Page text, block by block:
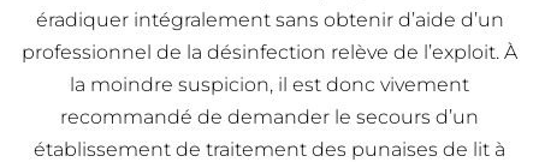
éradiquer intégralement sans obtenir d’aide d’un
professionnel de la désinfection relève de l’exploit. À
la moindre suspicion, il est donc vivement
recommandé de demander le secours d’un
établissement de traitement des punaises de lit à